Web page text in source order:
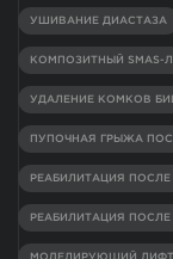
УШИВАНИЕ ДИАСТАЗА
КОМПОЗИТНЫЙ SMAS-
УДАЛЕНИЕ КОМКОВ
ПУПОЧНАЯ ГРЫЖА
РЕАБИЛИТАЦИЯ
РЕАБИЛИТАЦИЯ ПОСЛЕ
МОДЕЛИРУЮЩИЙ